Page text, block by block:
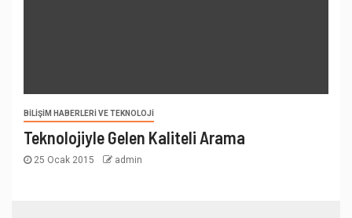
BILIŞIM HABERLERI VE TEKNOLOJI
Teknolojiyle Gelen Kaliteli Arama
25 Ocak 2015 admin